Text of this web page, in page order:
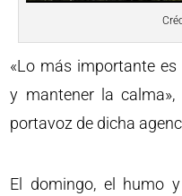
«Lo más importante
y mantener la
portavoz de dicha
El domingo, el humo